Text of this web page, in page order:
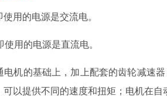
用的电源是交流电。
用的电源是直流电。
电机的基础上，加上配套的齿轮减速
以提供不同的速度和扭矩；电机在